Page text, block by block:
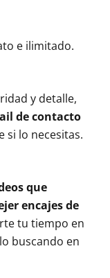
e ilimitado.
y detalle,
de contacto
si lo necesitas.
que
encajes de
tu tiempo en
buscando en